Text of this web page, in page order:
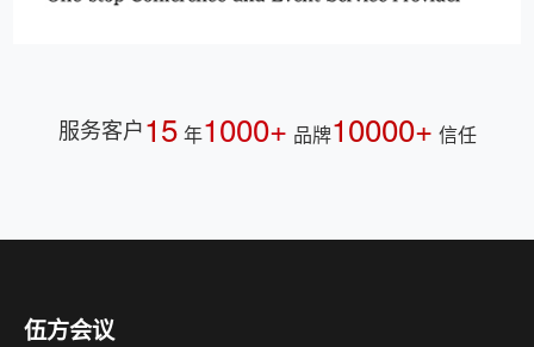
服务客户15 年1000+ 品牌10000+ 信任
伍方会议